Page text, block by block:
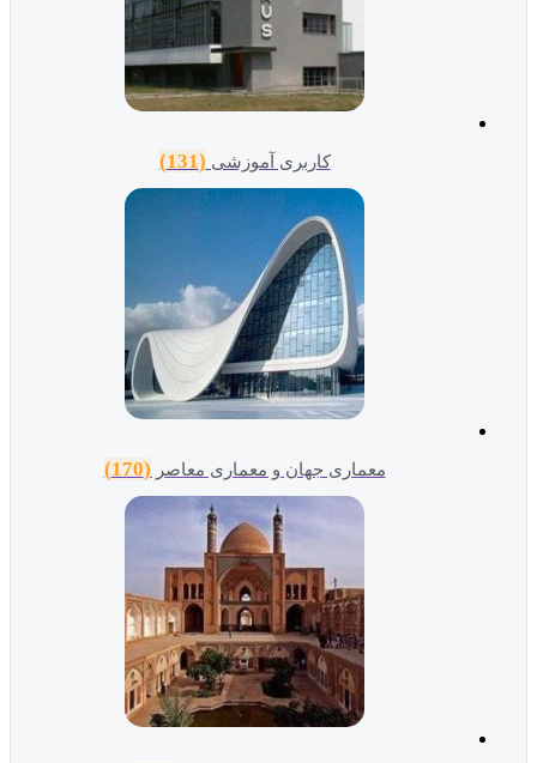
کاربری آموزشی(131)
معماری جهان و معماری معاصر(170)